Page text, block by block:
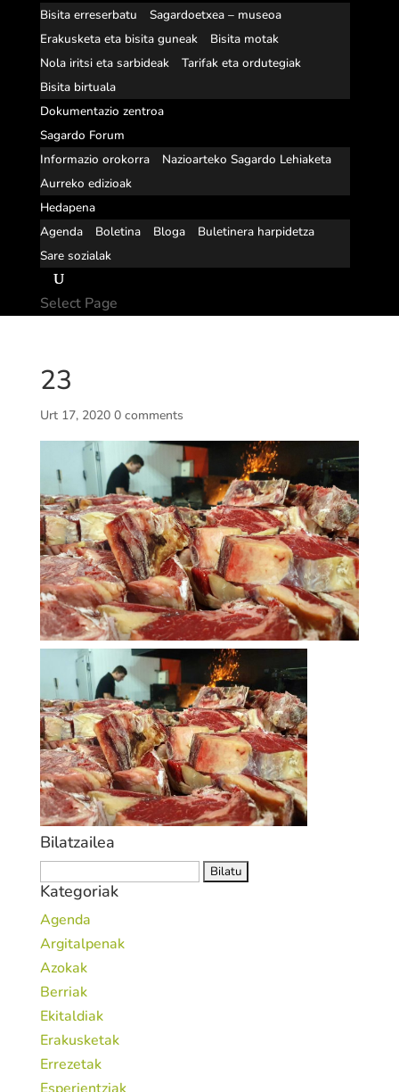
Bisita erreserbatu
Sagardoetxea – museoa
Erakusketa eta bisita guneak
Bisita motak
Nola iritsi eta sarbideak
Tarifak eta ordutegiak
Bisita birtuala
Dokumentazio zentroa
Sagardo Forum
Informazio orokorra
Nazioarteko Sagardo Lehiaketa
Aurreko edizioak
Hedapena
Agenda
Boletina Bloga
Buletinera harpidetza
Sare sozialak
Select Page
23
Urt 17, 2020 0 comments
Bilatzailea
Kategoriak
Agenda
Argitalpenak
Azokak
Berriak
Ekitaldiak
Erakusketak
Errezetak